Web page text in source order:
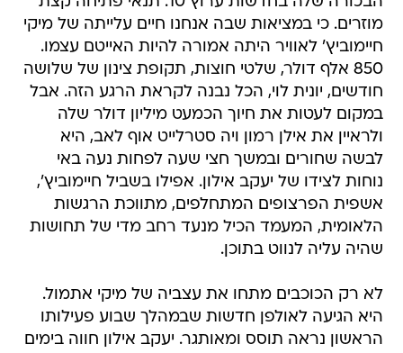
מוזרים. כי במציאות שבה אנחנו חיים עלייתה של מיקי
חיימוביץ' לאוויר היתה אמורה להיות האייטם עצמו.
850 אלף דולר, שלטי חוצות, תקופת צינון של שלושה
חודשים, יונית לוי, הכל נבנה לקראת הרגע הזה. אבל
במקום לעטות את חיוך הכמעט מיליון דולר שלה
ולראיין את אילן רמון ויה סטרלייט אוף לאב, היא
לבשה שחורים ובמשך חצי שעה לפחות נעה באי
נוחות לצידו של יעקב אילון. אפילו בשביל חיימוביץ',
אשפית הפרצופים המתחלפים, מתווכת הרגשות
הלאומית, המעמד הכיל מנעד רחב מדי של תחושות
שהיה עליה לנווט בתוכן.
לא רק הכוכבים מתחו את עצביה של מיקי אתמול.
היא הגיעה לאולפן חדשות שבמהלך שבוע פעילותו
הראשון נראה תוסס ומאותגר. יעקב אילון חווה בימים